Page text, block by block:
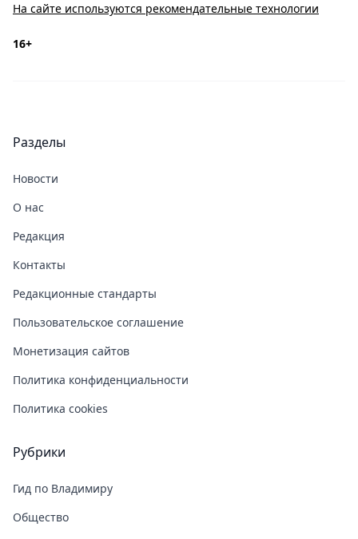
На сайте используются рекомендательные технологии
16+
Разделы
Новости
О нас
Редакция
Контакты
Редакционные стандарты
Пользовательское соглашение
Монетизация сайтов
Политика конфиденциальности
Политика cookies
Рубрики
Гид по Владимиру
Общество